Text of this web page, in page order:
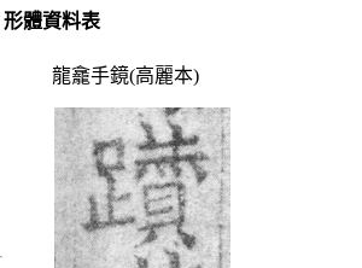
形體資料表
龍龕手鏡(高麗本)